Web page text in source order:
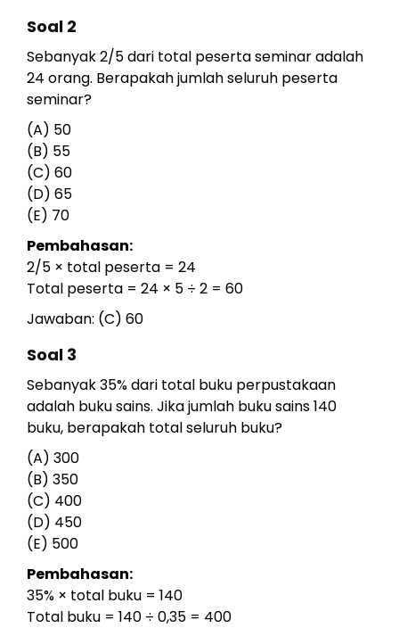
Soal 2
Sebanyak 2/5 dari total peserta seminar adalah
24 orang. Berapakah jumlah seluruh peserta
seminar?
(A) 50
(B) 55
(C) 60
(D) 65
(E) 70
Pembahasan:
2/5 × total peserta = 24
Total peserta = 24 × 5 ÷ 2 = 60
Jawaban: (C) 60
Soal 3
Sebanyak 35% dari total buku perpustakaan
adalah buku sains. Jika jumlah buku sains 140
buku, berapakah total seluruh buku?
(A) 300
(B) 350
(C) 400
(D) 450
(E) 500
Pembahasan:
35% × total buku = 140
Total buku = 140 ÷ 0,35 = 400